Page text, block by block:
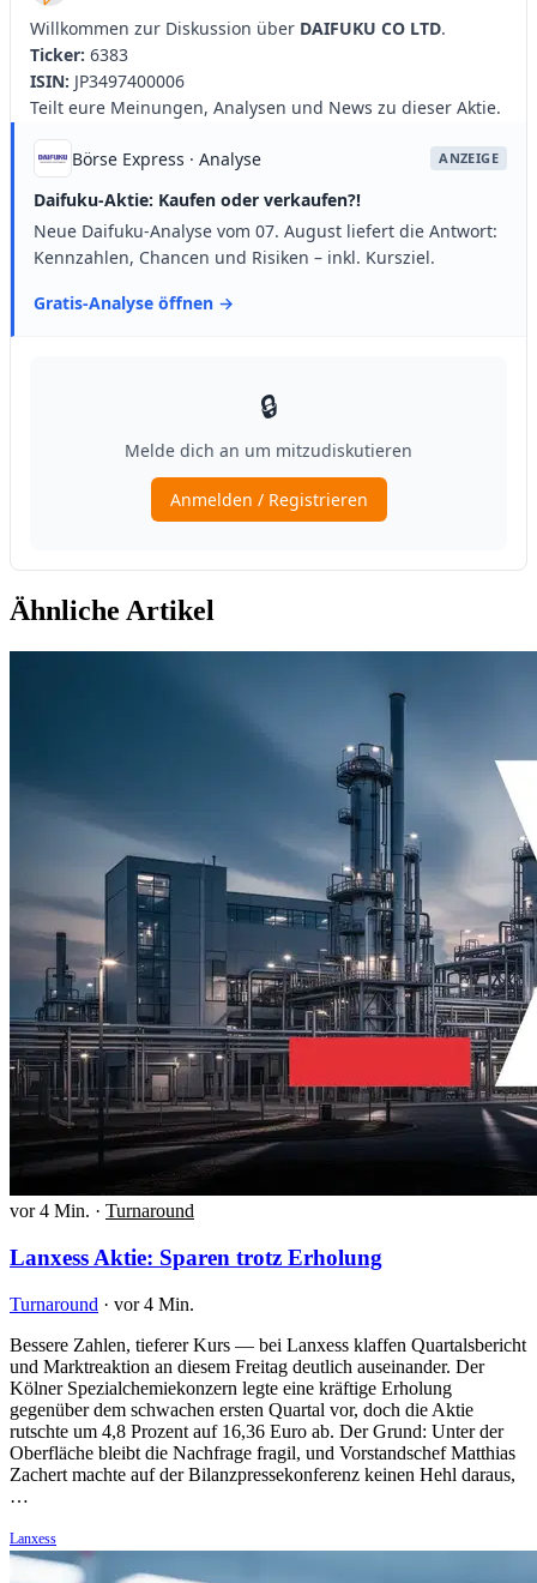
Ähnliche Artikel
vor 4 Min. · Turnaround
Lanxess Aktie: Sparen trotz Erholung
Turnaround · vor 4 Min.
Bessere Zahlen, tieferer Kurs — bei Lanxess klaffen Quartalsbericht
und Marktreaktion an diesem Freitag deutlich auseinander. Der
Kölner Spezialchemiekonzern legte eine kräftige Erholung
gegenüber dem schwachen ersten Quartal vor, doch die Aktie
rutschte um 4,8 Prozent auf 16,36 Euro ab. Der Grund: Unter der
Oberfläche bleibt die Nachfrage fragil, und Vorstandschef Matthias
Zachert machte auf der Bilanzpressekonferenz keinen Hehl daraus,
…
Lanxess